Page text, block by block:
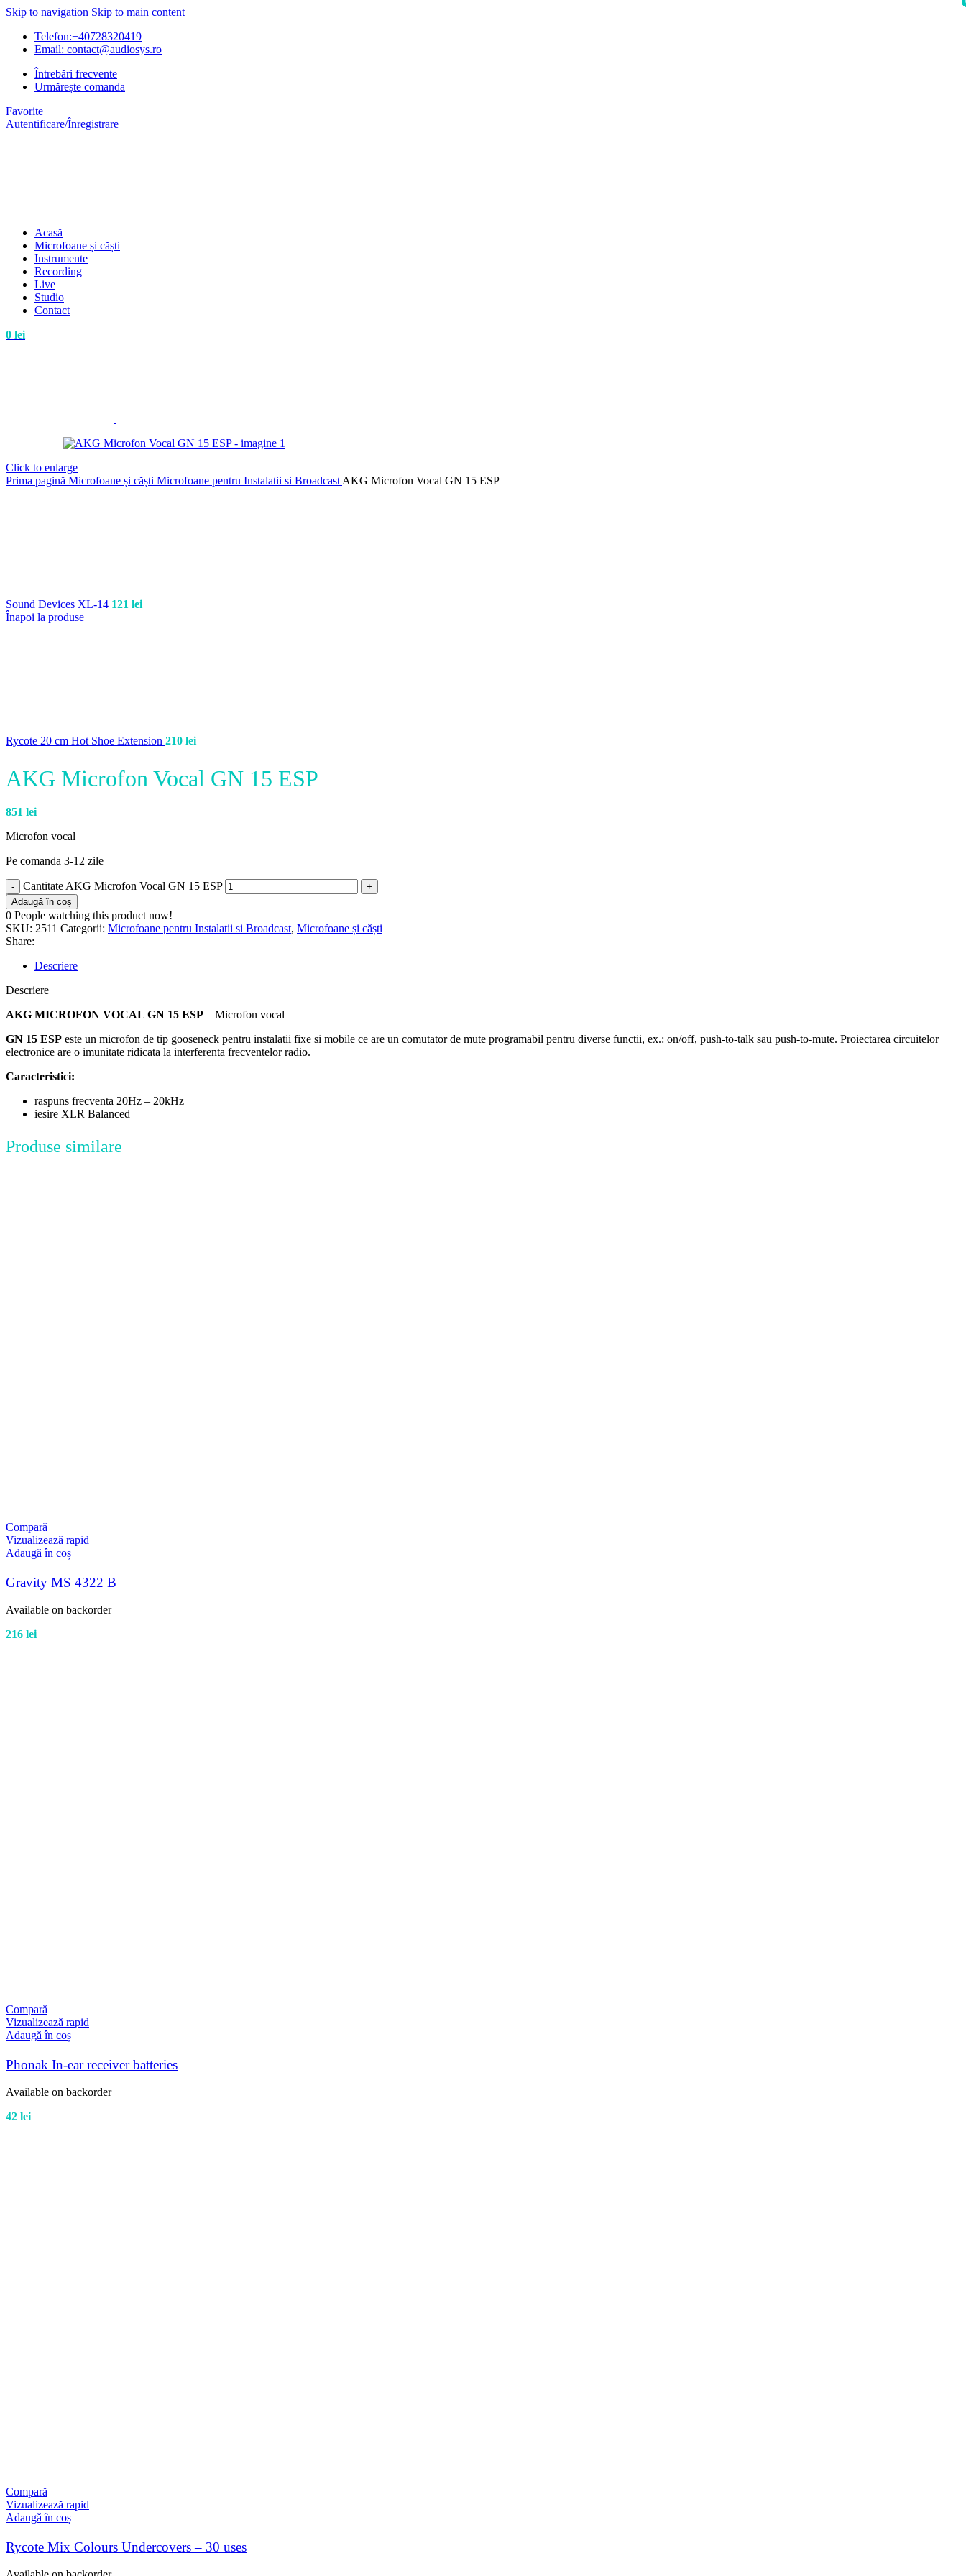
Skip to navigation Skip to main content
Telefon:+40728320419
Email: contact@audiosys.ro
Întrebări frecvente
Urmărește comanda
Favorite
Autentificare/Înregistrare
Acasă
Microfoane și căști
Instrumente
Recording
Live
Studio
Contact
0 lei
Click to enlarge
Prima pagină Microfoane și căști Microfoane pentru Instalatii si Broadcast AKG Microfon Vocal GN 15 ESP
Sound Devices XL-14 121 lei
Înapoi la produse
Rycote 20 cm Hot Shoe Extension 210 lei
AKG Microfon Vocal GN 15 ESP
851 lei
Microfon vocal
Pe comanda 3-12 zile
Cantitate AKG Microfon Vocal GN 15 ESP
Adaugă în coș
0 People watching this product now!
SKU: 2511 Categorii: Microfoane pentru Instalatii si Broadcast, Microfoane și căști
Share:
Descriere
Descriere
AKG MICROFON VOCAL GN 15 ESP – Microfon vocal
GN 15 ESP este un microfon de tip gooseneck pentru instalatii fixe si mobile ce are un comutator de mute programabil pentru diverse functii, ex.: on/off, push-to-talk sau push-to-mute. Proiectarea circuitelor
electronice are o imunitate ridicata la interferenta frecventelor radio.
Caracteristici:
raspuns frecventa 20Hz – 20kHz
iesire XLR Balanced
Produse similare
Compară
Vizualizează rapid
Adaugă în coș
Gravity MS 4322 B
Available on backorder
216 lei
Compară
Vizualizează rapid
Adaugă în coș
Phonak In-ear receiver batteries
Available on backorder
42 lei
Compară
Vizualizează rapid
Adaugă în coș
Rycote Mix Colours Undercovers – 30 uses